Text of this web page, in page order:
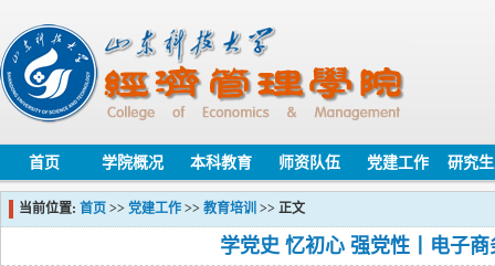
首页 学院概况 本科教育 师资队伍 党建工作 研究
当前位置: 首页 >> 党建工作 >> 教育培训 >> 正文
学党史 忆初心 强党性丨电子